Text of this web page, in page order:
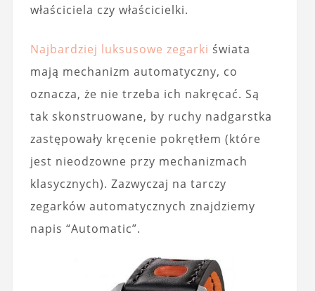
właściciela czy właścicielki.
Najbardziej luksusowe zegarki świata
mają mechanizm automatyczny, co
oznacza, że nie trzeba ich nakręcać. Są
tak skonstruowane, by ruchy nadgarstka
zastępowały kręcenie pokrętłem (które
jest nieodzowne przy mechanizmach
klasycznych). Zazwyczaj na tarczy
zegarków automatycznych znajdziemy
napis “Automatic”.